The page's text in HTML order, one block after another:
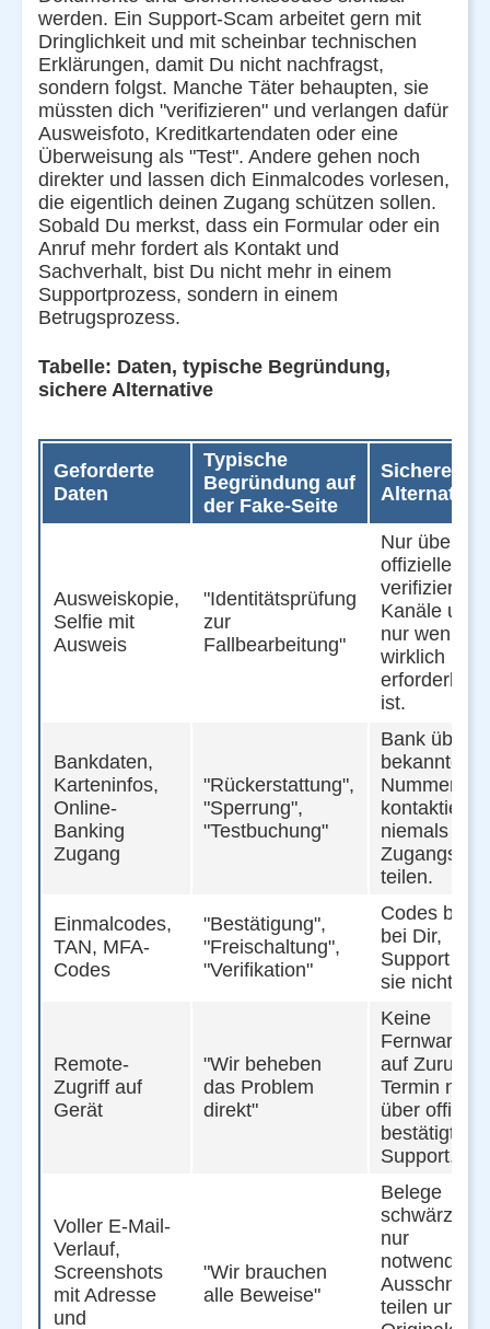
werden. Ein Support-Scam arbeitet gern mit
Dringlichkeit und mit scheinbar technischen
Erklärungen, damit Du nicht nachfragst,
sondern folgst. Manche Täter behaupten, sie
müssten dich "verifizieren" und verlangen dafür
Ausweisfoto, Kreditkartendaten oder eine
Überweisung als "Test". Andere gehen noch
direkter und lassen dich Einmalcodes vorlesen,
die eigentlich deinen Zugang schützen sollen.
Sobald Du merkst, dass ein Formular oder ein
Anruf mehr fordert als Kontakt und
Sachverhalt, bist Du nicht mehr in einem
Supportprozess, sondern in einem
Betrugsprozess.
Tabelle: Daten, typische Begründung,
sichere Alternative
Geforderte
Daten
Typische
Begründung auf
der Fake-Seite
Sichere
Alternative
Ausweiskopie,
Selfie mit
Ausweis
"Identitätsprüfung
zur
Fallbearbeitung"
Nur über
offizielle,
verifizierte
Kanäle und
nur wenn es
wirklich
erforderlich
ist.
Bankdaten,
Karteninfos,
Online-
Banking
Zugang
"Rückerstattung",
"Sperrung",
"Testbuchung"
Bank über
bekannte
Nummer
niemals
teilen.
Einmalcodes,
TAN, MFA-
Codes
"Bestätigung",
"Freischaltung",
"Verifikation"
Codes
bei Dir,
Support
sie nicht ab.
Remote-
Zugriff auf
Gerät
"Wir beheben
das Problem
direkt"
Keine
Fernwartung
auf Zuruf,
Termin nur
über offiziell
bestätigten
Support.
Voller E-Mail-
Verlauf,
Screenshots
mit Adresse
und
"Wir brauchen
alle Beweise"
Belege
schwärzen,
nur
notwendige
Ausschnitte
teilen und